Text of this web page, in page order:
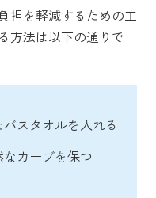
担を軽減するための工
方法は以下の通りで
スタオルを入れる
カーブを保つ